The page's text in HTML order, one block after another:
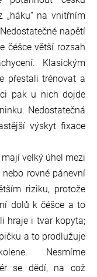
na vnitřním
napětí
čéšce větší rozsah
Klasickým
přestali trénovat a
pak u nich dojde
Nedostatečná
výskyt fixace
mají velký úhel mezi
rovné pánevní
riziku, protože
dolů k čéšce a to
hraje i tvar kopyta;
a to prodlužuje
Nesmíme
se dědí, na což